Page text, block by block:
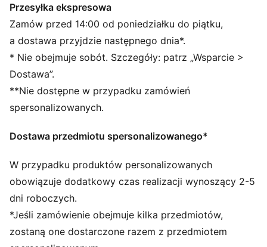
Zapięcie: Elastyczne sznurowadła z paskiem na rzep
Rodzaj obcasa: Płaski
Wytrzymała i łatwa w czyszczeniu cholewka
Nadruk na wkładce KinderFit® umożliwiający
prawidłowe dopasowanie
Podeszwa zewnętrzna zapewniająca przyczepność
Charakterystyczne detale marki PUMA
PUMA dla małych dzieci: produkty polecane dla
Przesyłka ekspresowa
Zamów przed 14:00 od poniedziałku do piątku,
a dostawa przyjdzie następnego dnia*.
* Nie obejmuje sobót. Szczegóły: patrz „Wsparcie >
Dostawa”.
**Nie dostępne w przypadku zamówień
spersonalizowanych.
Dostawa przedmiotu spersonalizowanego*
W przypadku produktów personalizowanych
obowiązuje dodatkowy czas realizacji wynoszący 2-5
dni roboczych.
*Jeśli zamówienie obejmuje kilka przedmiotów,
zostaną one dostarczone razem z przedmiotem